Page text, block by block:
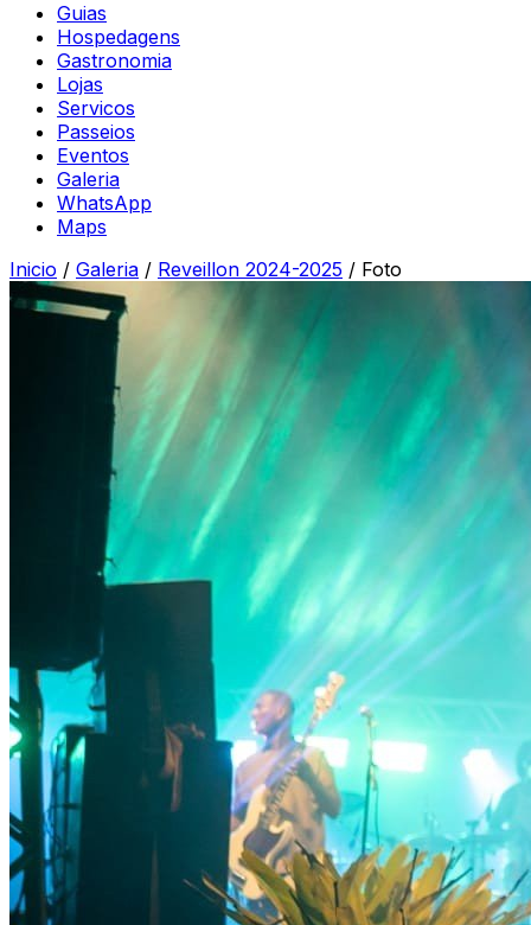
Guias
Hospedagens
Gastronomia
Lojas
Servicos
Passeios
Eventos
Galeria
WhatsApp
Maps
Inicio / Galeria / Reveillon 2024-2025 / Foto